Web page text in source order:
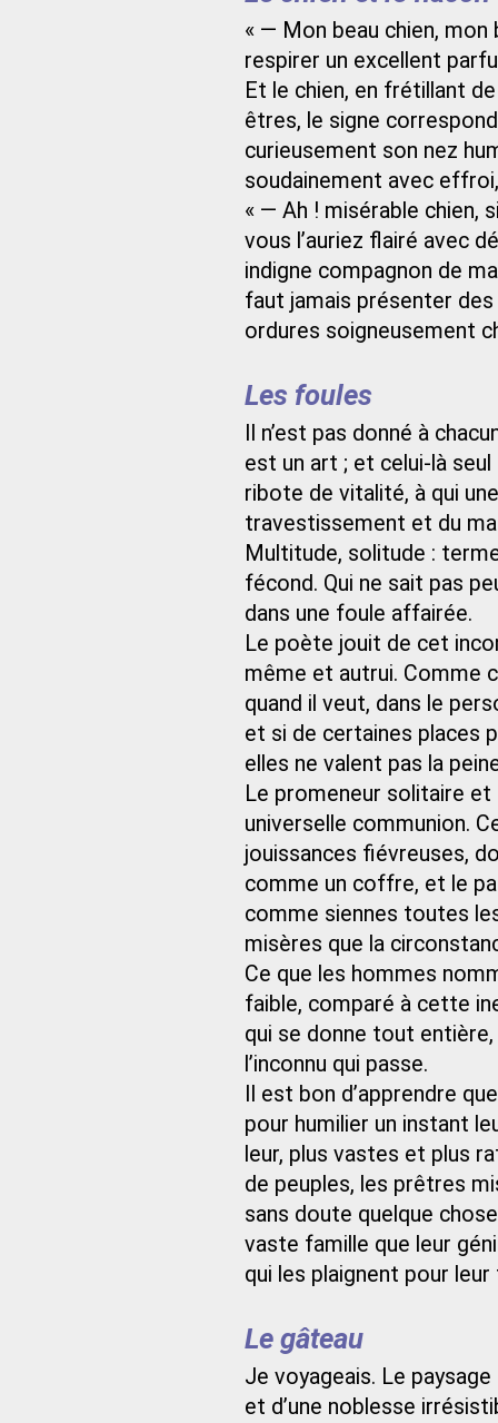
« — Mon beau chien,
respirer un excellent
Et le chien, en frétillant
êtres, le signe
curieusement son nez
soudainement avec
« — Ah ! misérable chien,
vous l’auriez flairé avec
indigne compagnon de
faut jamais présenter
ordures soigneusement
Les foules
Il n’est pas donné à
est un art ; et celui-là
ribote de vitalité, à qui
travestissement et du
Multitude, solitude :
fécond. Qui ne sait pas
dans une foule affairée.
Le poète jouit de cet
même et autrui. Comme
quand il veut, dans le
et si de certaines places
elles ne valent pas la
Le promeneur solitaire
universelle communion.
jouissances fiévreuses,
comme un coffre, et le
comme siennes toutes
misères que la
Ce que les hommes
faible, comparé à cette
qui se donne tout
l’inconnu qui passe.
Il est bon d’apprendre
pour humilier un instant
leur, plus vastes et plus
de peuples, les prêtres
sans doute quelque
vaste famille que leur
qui les plaignent pour
Le gâteau
Je voyageais. Le paysage
et d’une noblesse